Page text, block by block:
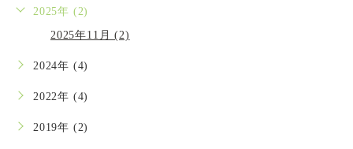
2025年 (2)
2025年11月 (2)
2024年 (4)
2022年 (4)
2019年 (2)